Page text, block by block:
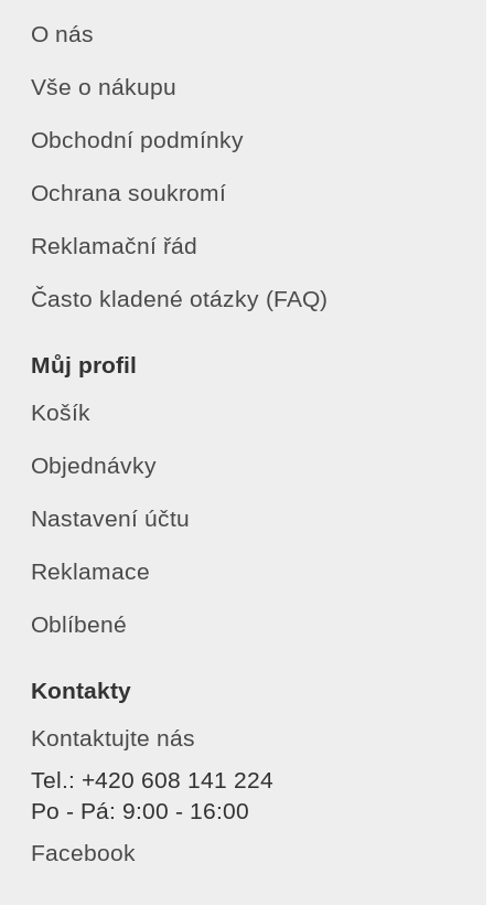
O nás
Vše o nákupu
Obchodní podmínky
Ochrana soukromí
Reklamační řád
Často kladené otázky (FAQ)
Můj profil
Košík
Objednávky
Nastavení účtu
Reklamace
Oblíbené
Kontakty
Kontaktujte nás
Tel.: +420 608 141 224
Po - Pá: 9:00 - 16:00
Facebook